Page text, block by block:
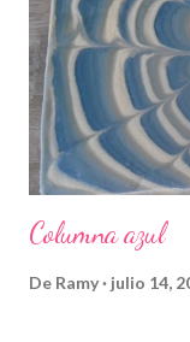
Columna azul
De Ramy julio 14,